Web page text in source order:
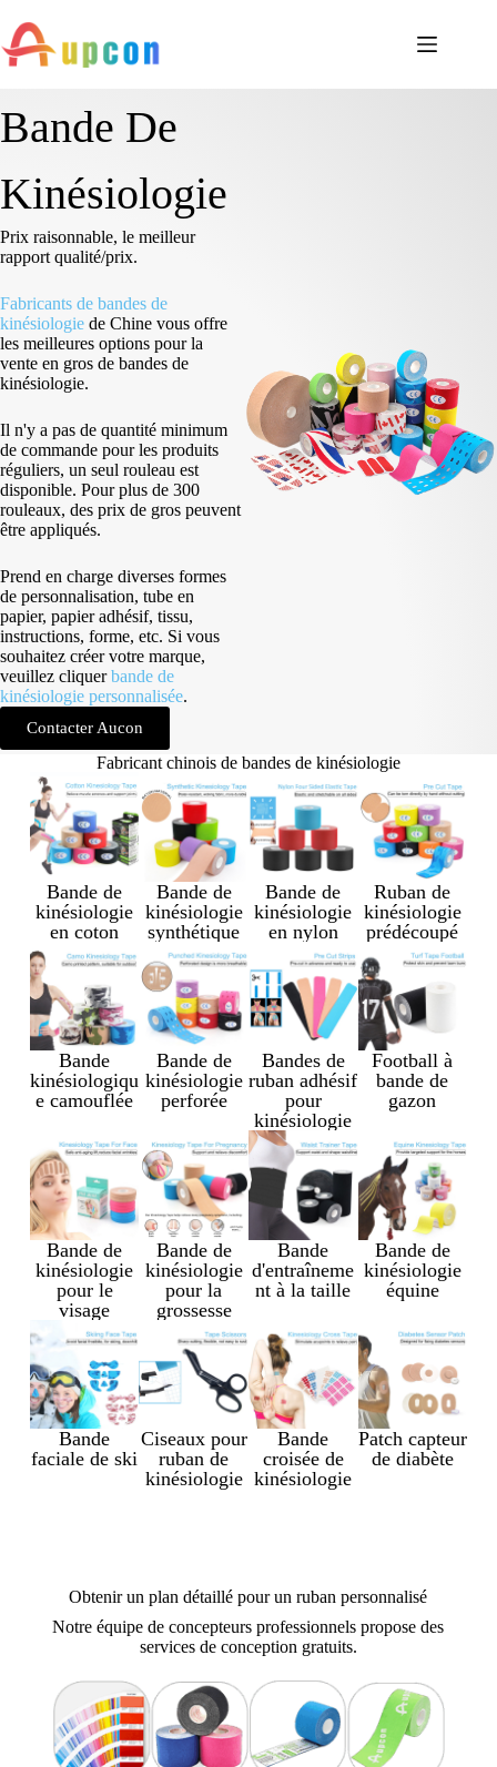
Bande De
Kinésiologie
Prix raisonnable, le meilleur
rapport qualité/prix.
Fabricants de bandes de
kinésiologie de Chine vous offre
les meilleures options pour la
vente en gros de bandes de
kinésiologie.
Il n'y a pas de quantité minimum
de commande pour les produits
réguliers, un seul rouleau est
disponible. Pour plus de 300
rouleaux, des prix de gros peuvent
être appliqués.
Prend en charge diverses formes
de personnalisation, tube en
papier, papier adhésif, tissu,
instructions, forme, etc. Si vous
souhaitez créer votre marque,
veuillez cliquerbande de
kinésiologie personnalisée.
Contacter Aucon
Fabricant chinois de bandes de kinésiologie
Bande de
kinésiologie
en coton
Bande de
kinésiologie
synthétique
Bande de
kinésiologie
en nylon
Ruban de
kinésiologie
prédécoupé
Bande
kinésiologiqu
e camouflée
Bande de
kinésiologie
perforée
Bandes de
ruban adhésif
pour
kinésiologie
Football à
bande de
gazon
Bande de
kinésiologie
pour le
visage
Bande de
kinésiologie
pour la
grossesse
Bande
d'entraîneme
nt à la taille
Bande de
kinésiologie
équine
Bande
faciale de ski
Ciseaux pour
ruban de
kinésiologie
Bande
croisée de
kinésiologie
Patch capteur
de diabète
Obtenir un plan détaillé pour un ruban personnalisé
Notre équipe de concepteurs professionnels propose des
services de conception gratuits.